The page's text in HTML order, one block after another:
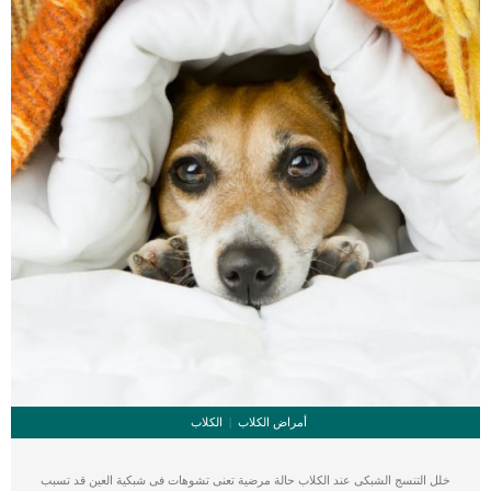
أمراض الكلاب الكلاب
خلل التنسج الشبكى عند الكلاب حالة مرضية تعنى تشوهات فى شبكية العين قد تسبب